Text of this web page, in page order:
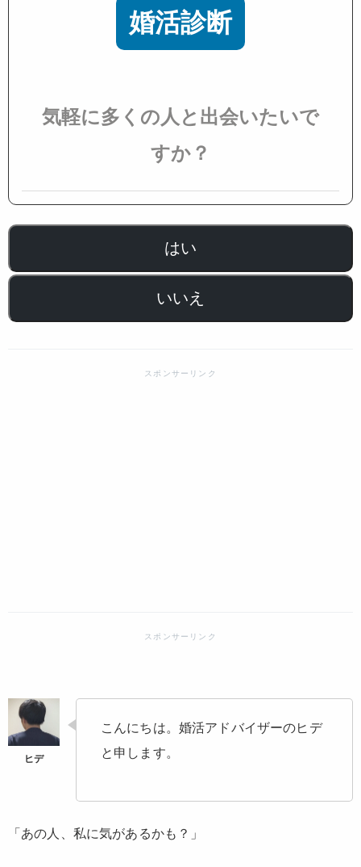
婚活診断
気軽に多くの人と出会いたいで
すか？
はい
いいえ
こんにちは。婚活アドバイザーのヒデ
と申します。
「あの人、私に気があるかも？」